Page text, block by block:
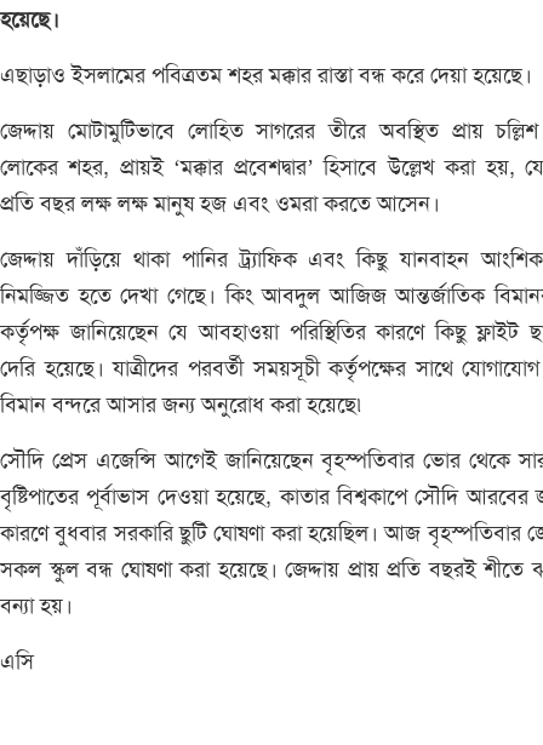
হয়েছে।
এছাড়াও ইসলামের পবিত্রতম শহর মক্কার রাস্তা বন্ধ করে দেয়া হয়েছে।
জেদ্দায় মোটামুটিভাবে লোহিত সাগরের তীরে অবস্থিত প্রায়
লোকের শহর, প্রায়ই ‘মক্কার প্রবেশদ্বার’ হিসাবে উল্লেখ করা হয়,
প্রতি বছর লক্ষ লক্ষ মানুষ হজ এবং ওমরা করতে আসেন।
জেদ্দায় দাঁড়িয়ে থাকা পানির ট্র্যাফিক এবং কিছু যানবাহন
নিমজ্জিত হতে দেখা গেছে। কিং আবদুল আজিজ আন্তর্জাতিক
কর্তৃপক্ষ জানিয়েছেন যে আবহাওয়া পরিস্থিতির কারণে কিছু ফ্লাইট
দেরি হয়েছে। যাত্রীদের পরবর্তী সময়সূচী কর্তৃপক্ষের সাথে
বিমান বন্দরে আসার জন্য অনুরোধ করা হয়েছে৷
সৌদি প্রেস এজেন্সি আগেই জানিয়েছেন বৃহস্পতিবার ভোর থেকে
বৃষ্টিপাতের পূর্বাভাস দেওয়া হয়েছে, কাতার বিশ্বকাপে সৌদি আরবের
কারণে বুধবার সরকারি ছুটি ঘোষণা করা হয়েছিল। আজ বৃহস্পতিবার
সকল স্কুল বন্ধ ঘোষণা করা হয়েছে। জেদ্দায় প্রায় প্রতি বছরই
বন্যা হয়।
এসি